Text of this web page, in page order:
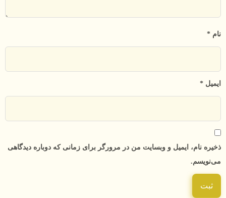
نام *
ایمیل *
ذخیره نام، ایمیل و وبسایت من در مرورگر برای زمانی که دوباره دیدگاهی
می‌نویسم.